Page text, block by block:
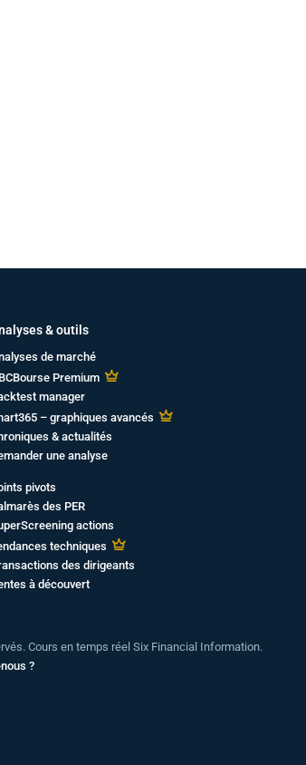
& outils
de marché
Premium
manager
– graphiques avancés
& actualités
une analyse
pivots
des PER
actions
techniques
des dirigeants
à découvert
Cours en temps réel Six Financial Information.
?